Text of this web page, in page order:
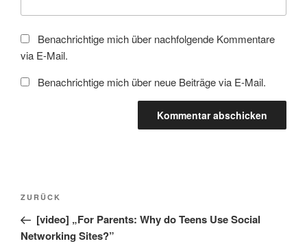
Benachrichtige mich über nachfolgende Kommentare
via E-Mail.
Benachrichtige mich über neue Beiträge via E-Mail.
Beitragsnavigation
Vorheriger
Beitrag
ZURÜCK
[video] „For Parents: Why do Teens Use Social
Networking Sites?”